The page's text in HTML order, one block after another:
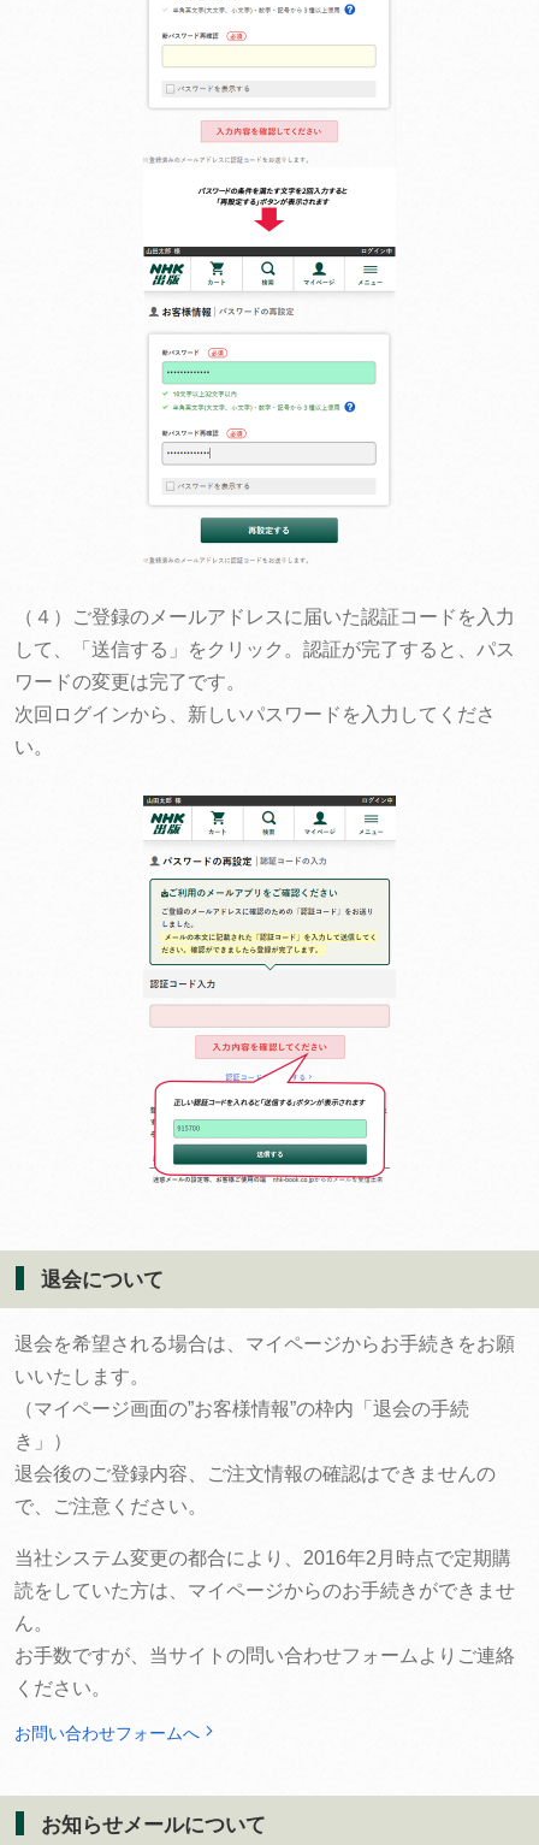
（４）ご登録のメールアドレスに届いた認証コードを入力
して、「送信する」をクリック。認証が完了すると、パス
ワードの変更は完了です。
次回ログインから、新しいパスワードを入力してくださ
い。
退会について
退会を希望される場合は、マイページからお手続きをお願
いいたします。
（マイページ画面の”お客様情報”の枠内「退会の手続
き」）
退会後のご登録内容、ご注文情報の確認はできませんの
で、ご注意ください。
当社システム変更の都合により、2016年2月時点で定期購
読をしていた方は、マイページからのお手続きができませ
ん。
お手数ですが、当サイトの問い合わせフォームよりご連絡
ください。
お問い合わせフォームへ
お知らせメールについて